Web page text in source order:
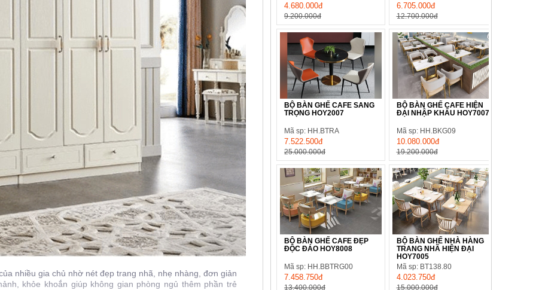
nhiều gia chủ nhờ nét đẹp trang nhã, nhẹ nhàng, đơn giản
khỏe khoắn giúp không gian phòng ngủ thêm phần trẻ
4.680.000đ
9.200.000đ
6.705.000đ
12.700.000đ
BỘ BÀN GHẾ CAFE SANG
TRỌNG HOY2007
Mã sp: HH.BTRA
7.522.500đ
25.000.000đ
BỘ BÀN GHẾ CAFE HIỆN
ĐẠI NHẬP KHẨU HOY7007
Mã sp: HH.BKG09
10.080.000đ
19.200.000đ
BỘ BÀN GHẾ CAFE ĐẸP
ĐỘC ĐÁO HOY8008
Mã sp: HH.BBTRG00
7.458.750đ
13.400.000đ
BỘ BÀN GHẾ NHÀ HÀNG
TRANG NHÃ HIỆN ĐẠI
HOY7005
Mã sp: BT138.80
4.023.750đ
15.000.000đ